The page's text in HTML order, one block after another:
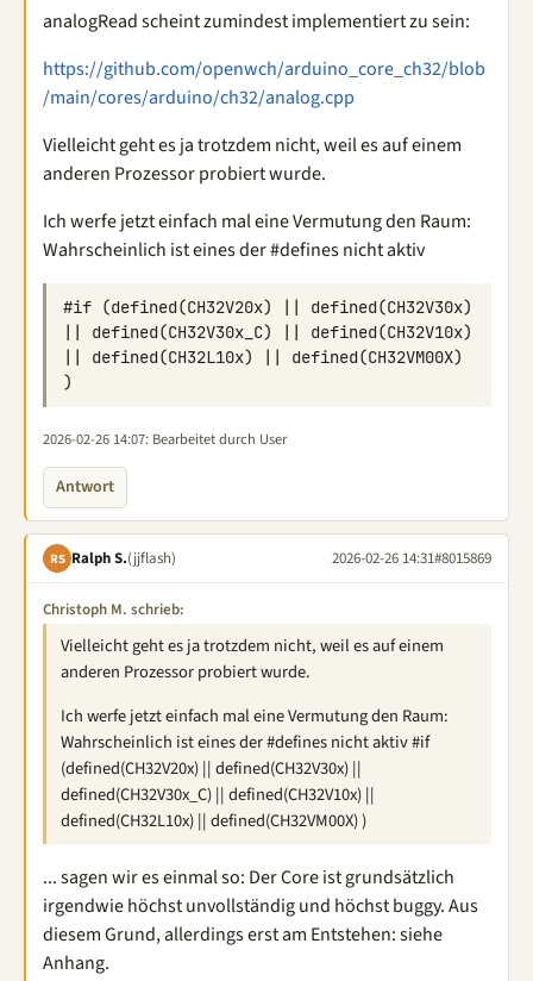
analogRead scheint zumindest implementiert zu sein:
https://github.com/openwch/arduino_core_ch32/blob
/main/cores/arduino/ch32/analog.cpp
Vielleicht geht es ja trotzdem nicht, weil es auf einem
anderen Prozessor probiert wurde.
Ich werfe jetzt einfach mal eine Vermutung den Raum:
Wahrscheinlich ist eines der #defines nicht aktiv
#if (defined(CH32V20x) || defined(CH32V30x)
|| defined(CH32V30x_C) || defined(CH32V10x)
|| defined(CH32L10x) || defined(CH32VM00X)
2026-02-26 14:07: Bearbeitet durch User
Antwort
RS Ralph S.(jjflash) 2026-02-26 14:31#8015869
Christoph M. schrieb:
Vielleicht geht es ja trotzdem nicht, weil es auf einem
anderen Prozessor probiert wurde.
Ich werfe jetzt einfach mal eine Vermutung den Raum:
Wahrscheinlich ist eines der #defines nicht aktiv #if
(defined(CH32V20x) || defined(CH32V30x) ||
defined(CH32V30x_C) || defined(CH32V10x) ||
defined(CH32L10x) || defined(CH32VM00X) )
... sagen wir es einmal so: Der Core ist grundsätzlich
irgendwie höchst unvollständig und höchst buggy. Aus
diesem Grund, allerdings erst am Entstehen: siehe
Anhang.